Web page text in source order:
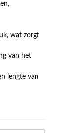
wat zorgt
van het
lengte van